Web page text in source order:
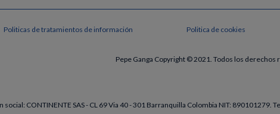
Politicas de tratamientos de información Politica de cookies
Pepe Ganga Copyright © 2021. Todos los derechos
social: CONTINENTE SAS - CL 69 Via 40 - 301 Barranquilla Colombia NIT: